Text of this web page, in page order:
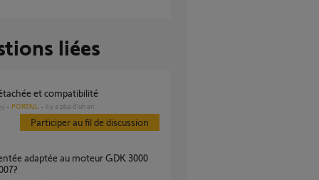
liées
et compatibilité
PORTAIL il y a plus d'un an
Participer au fil de discussion